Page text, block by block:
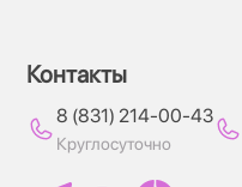
Контакты
8 (831) 214-00-43
Круглосуточно